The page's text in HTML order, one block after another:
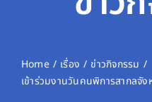
ภาพรวมธุรกิจ
นักลงทุนสัมพันธ์
ความยั่งยืน
Home เรื่อง
ข่าวกิจกรรม
เข้าร่วมงานวันคนพิการสากลจั